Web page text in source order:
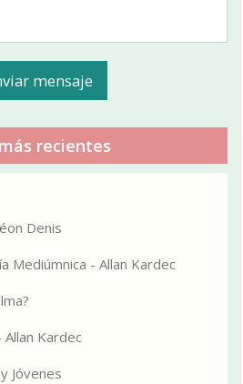
recientes
Denis
Mediúmnica - Allan Kardec
Kardec
Jóvenes